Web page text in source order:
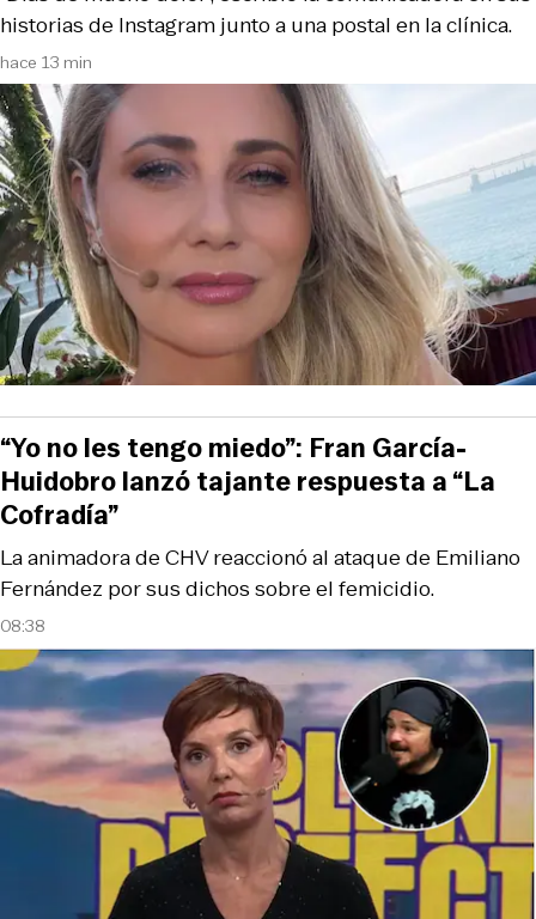
hace 13 min
historias de Instagram junto a una postal en la clínica.
08:38
La animadora de CHV reaccionó al ataque de Emiliano
Fernández por sus dichos sobre el femicidio.
“Yo no les tengo miedo”: Fran García-
Huidobro lanzó tajante respuesta a “La
Cofradía”